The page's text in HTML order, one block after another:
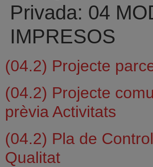
Privada: 04
IMPRESOS
(04.2) Projecte
(04.2) Projecte
prèvia Activitats
(04.2) Pla de
Qualitat